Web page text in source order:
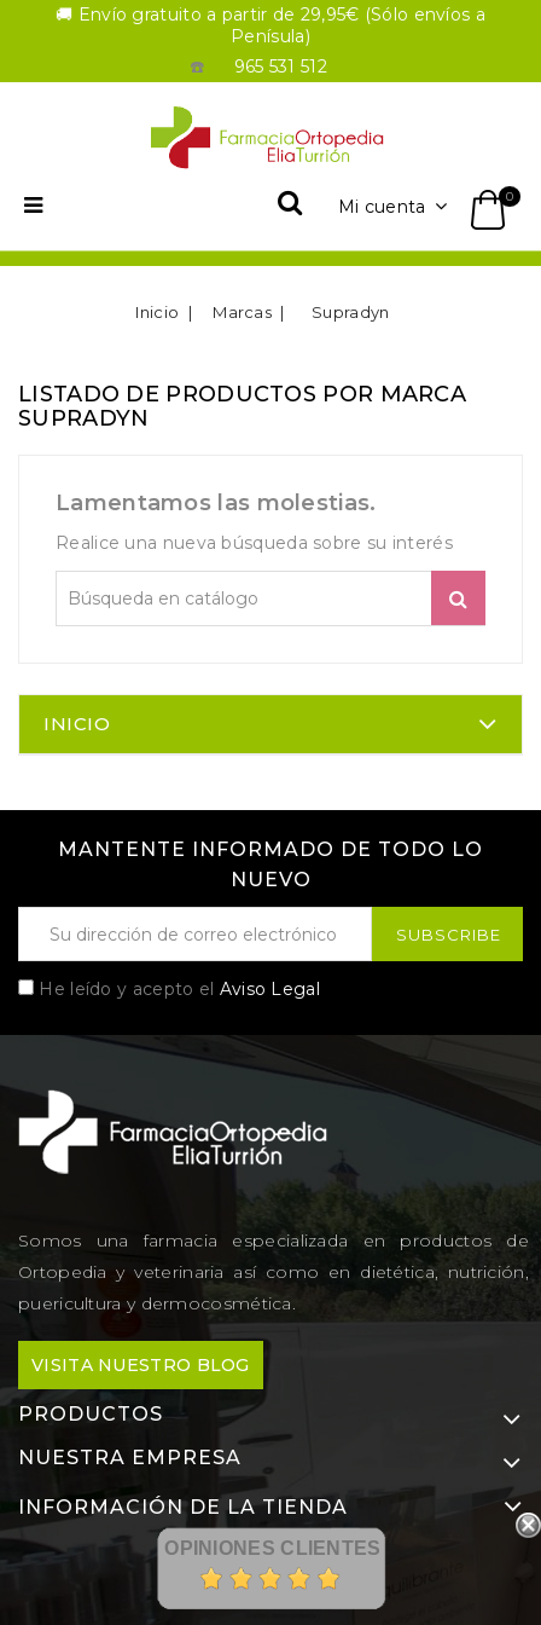
🚚 Envío gratuito a partir de 29,95€ (Sólo envíos a
Penísula)
☎️
965 531 512
Mi cuenta 0
Inicio Marcas Supradyn
LISTADO DE PRODUCTOS POR MARCA
SUPRADYN
Lamentamos las molestias.
Realice una nueva búsqueda sobre su interés
INICIO
MANTENTE INFORMADO DE TODO LO
NUEVO
He leído y acepto el Aviso Legal
Somos una farmacia especializada en productos de
Ortopedia y veterinaria así como en dietética, nutrición,
puericultura y dermocosmética.
VISITA NUESTRO BLOG
PRODUCTOS
NUESTRA EMPRESA
INFORMACIÓN DE LA TIENDA
OPINIONES CLIENTES